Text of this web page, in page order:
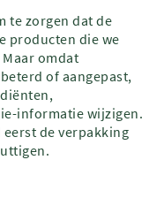
te zorgen dat de
producten die we
omdat
of aangepast,
informatie wijzigen.
de verpakking